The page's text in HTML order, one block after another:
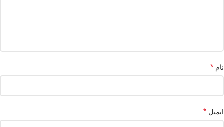
نام *
ایمیل *